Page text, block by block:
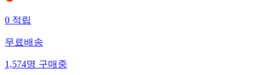
0 적립
무료배송
1,574명 구매중